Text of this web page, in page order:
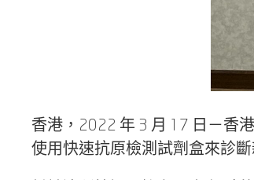
香港，2022 年 3 月 17 日－香
使用快速抗原檢測試劑盒來診